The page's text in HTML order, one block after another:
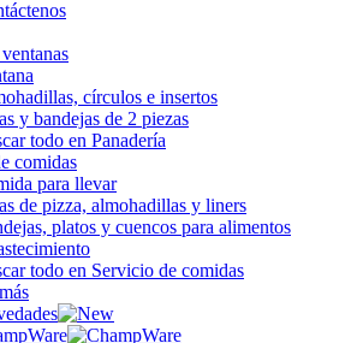
círculos e insertos
y bandejas de 2 piezas
todo en Panadería
comidas
para llevar
de pizza, almohadillas y liners
platos y cuencos para alimentos
todo en Servicio de comidas